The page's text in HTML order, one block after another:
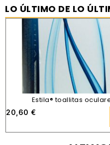
LO ÚLTIMO DE LO
Estila® toallitas
20,60 €